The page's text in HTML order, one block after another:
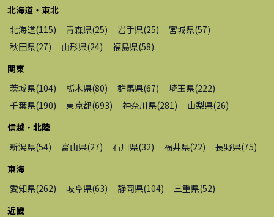
北海道・東北
北海道(115) 青森県(25) 岩手県(25) 宮城県(57)
秋田県(27) 山形県(24) 福島県(58)
関東
茨城県(104) 栃木県(80) 群馬県(67) 埼玉県(222)
千葉県(190) 東京都(693) 神奈川県(281 ) 山梨県(26)
信越・北陸
新潟県(54) 富山県(27) 石川県(32) 福井県(22) 長野県(75)
東海
愛知県(262) 岐阜県(63) 静岡県(104) 三重県(52)
近畿